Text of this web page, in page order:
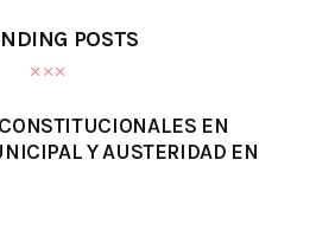
POSTS
EN
Y AUSTERIDAD EN